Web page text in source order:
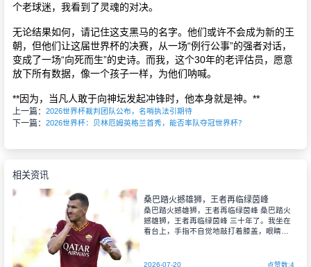
个老球迷，我看到了灵魂的对决。
无论结果如何，请记住这支黑马的名字。他们或许不会成为新的王
朝，但他们让这届世界杯的决赛，从一场“例行公事”的强者对话，
变成了一场“向死而生”的史诗。而我，这个30年的老评估员，愿意
放下所有数据，像一个孩子一样，为他们呐喊。
**因为，当凡人敢于向神坛发起冲锋时，他本身就是神。**
上一篇： 2026世界杯裁判团队公布，名哨执法引期待
下一篇： 2026世界杯：贝林厄姆英格兰首秀，能否率队夺冠世界杯？
相关资讯
桑巴踏火撼雄狮，王者再临绿茵峰
桑巴踏火撼雄狮，王者再临绿茵峰 桑巴踏火
撼雄狮，王者再临绿茵峰 三十年了。我坐在
看台上，手指不自觉地敲打着膝盖，眼睛死
荣耀与传承的史诗。 比赛开始前，我翻看
2026-07-20 点赞数:4